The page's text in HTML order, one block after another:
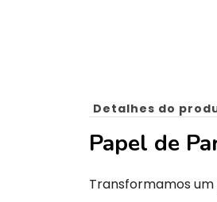
Detalhes do
Papel de
Transformamos